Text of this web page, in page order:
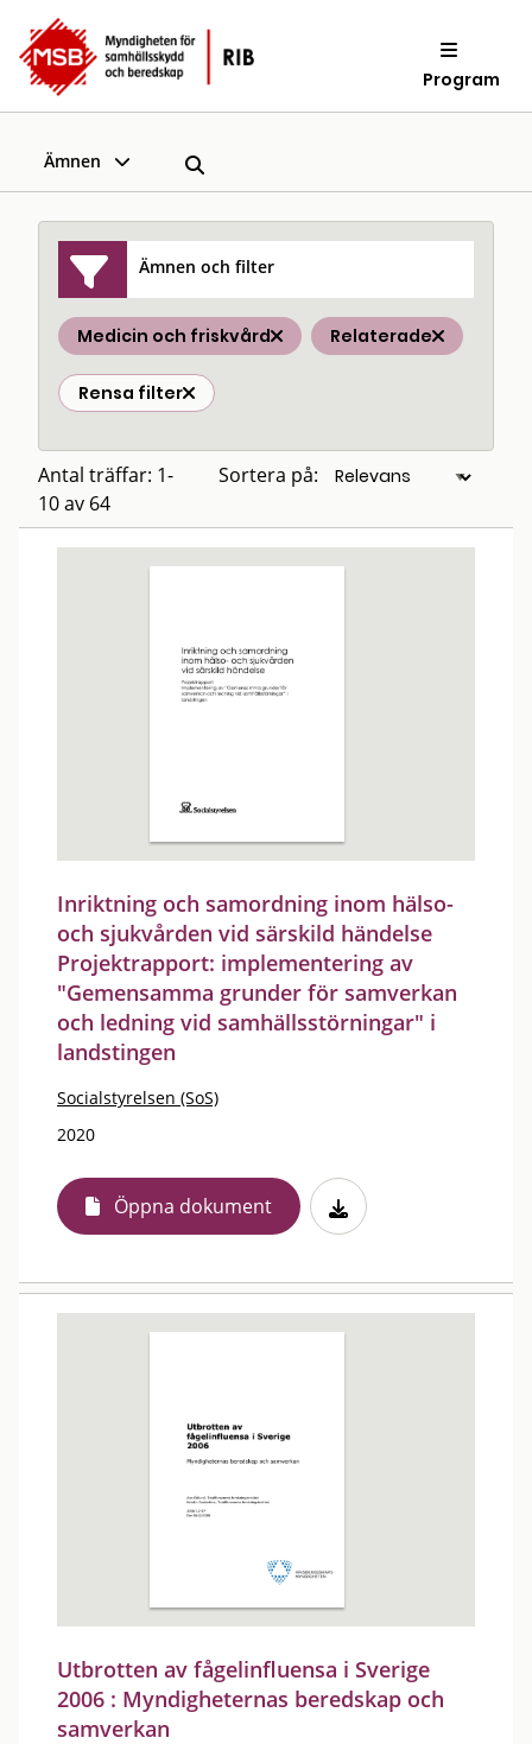
Program
Ämnen
Ämnen och filter
Medicin och friskvård Relaterade
Rensa filter
Antal träffar: 1-
10 av 64
Sortera på:
Inriktning och samordning inom hälso-
och sjukvården vid särskild händelse
Projektrapport: implementering av
"Gemensamma grunder för samverkan
och ledning vid samhällsstörningar" i
landstingen
Socialstyrelsen (SoS)
2020
Öppna dokument
Utbrotten av fågelinfluensa i Sverige
2006 : Myndigheternas beredskap och
samverkan